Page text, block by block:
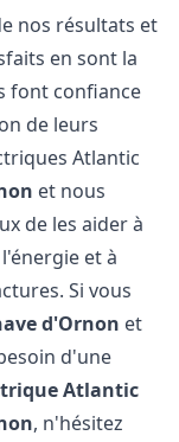
nos résultats et
en sont la
font confiance
de leurs
Atlantic
et nous
de les aider à
et à
Si vous
d'Ornon et
d'une
Atlantic
, n'hésitez